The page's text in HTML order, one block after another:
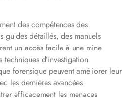
des compétences des
guides détaillés, des manuels
un accès facile à une mine
d’investigation
forensique peuvent améliorer leur
les dernières avancées
efficacement les menaces